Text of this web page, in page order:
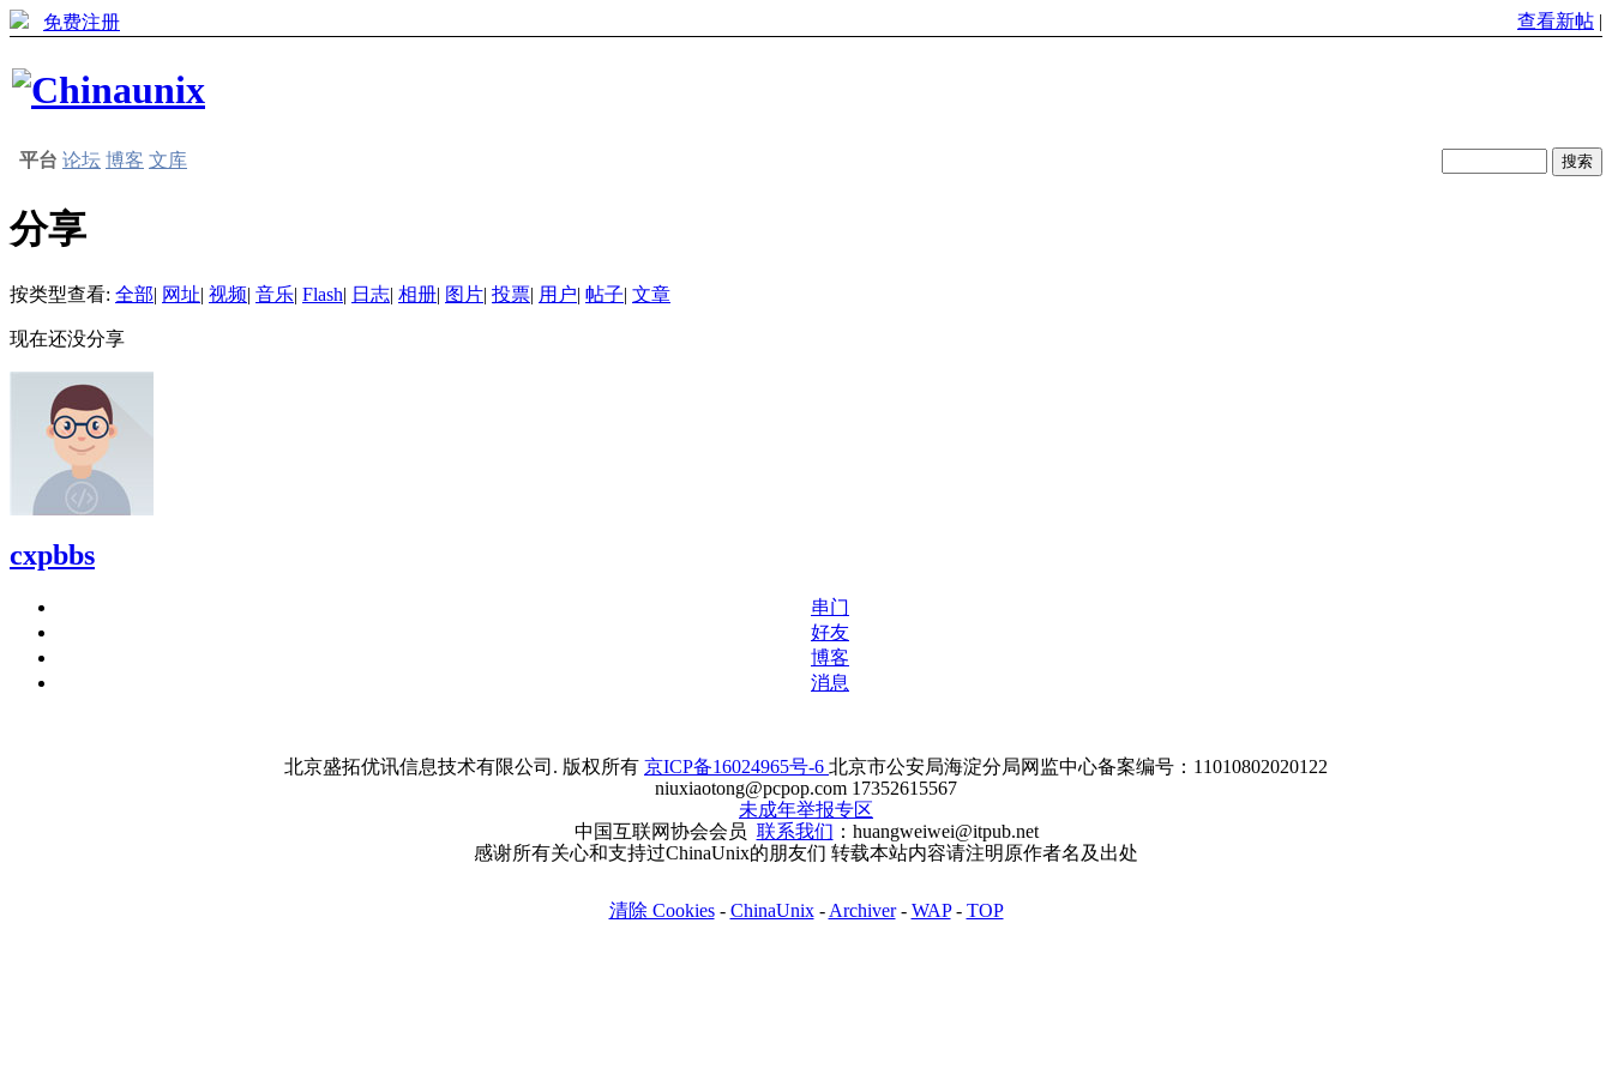
免费注册 查看新帖 |
平台 论坛 博客 文库
分享
按类型查看: 全部| 网址| 视频| 音乐| Flash| 日志| 相册| 图片| 投票| 用户| 帖子| 文章
现在还没分享
cxpbbs
串门
好友
博客
消息
北京盛拓优讯信息技术有限公司. 版权所有 京ICP备16024965号-6 北京市公安局海淀分局网监中心备案编号：11010802020122
niuxiaotong@pcpop.com 17352615567
未成年举报专区
中国互联网协会会员 联系我们 ：huangweiwei@itpub.net
感谢所有关心和支持过ChinaUnix的朋友们 转载本站内容请注明原作者名及出处
清除 Cookies- ChinaUnix- Archiver- WAP- TOP